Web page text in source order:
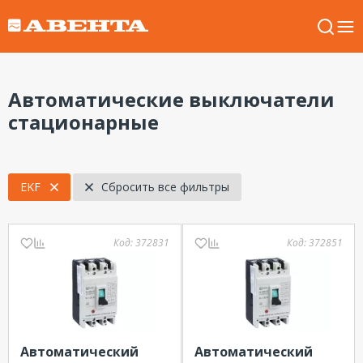
Автоматические выключатели
стационарные
EKF Сбросить все фильтры
Код:372831
Автоматический
Код:372851
Автоматический